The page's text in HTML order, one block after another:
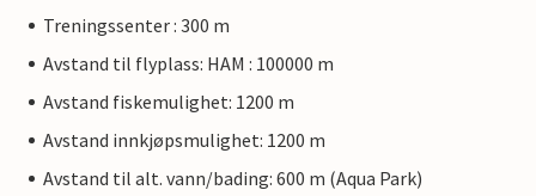
Treningssenter : 300 m
Avstand til flyplass: HAM : 100000 m
Avstand fiskemulighet: 1200 m
Avstand innkjøpsmulighet: 1200 m
Avstand til alt. vann/bading: 600 m (Aqua Park)